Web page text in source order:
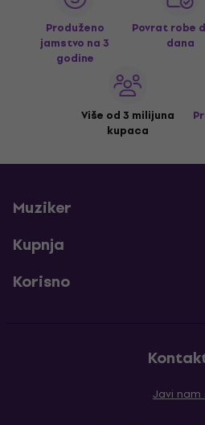
Produženo
jamstvo na 3
godine
Povrat robe
dana
Više od 3 milijuna
kupaca
Muziker
Kupnja
Korisno
Javi nam